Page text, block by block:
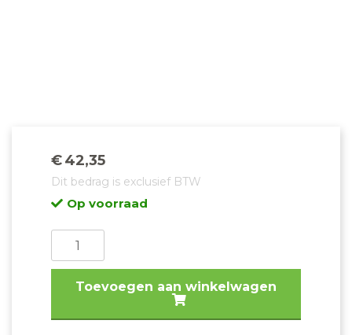
€42,35
Dit bedrag is exclusief BTW
Op voorraad
Arcos
Vleesmes
Manhattan
aantal
Toevoegen aan winkelwagen